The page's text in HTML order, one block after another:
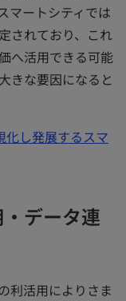
マートシティでは
されており、これ
へ活用できる可能
きな要因になると
化し発展するスマ
データ連
利活用によりさま